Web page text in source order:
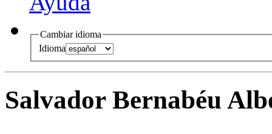
Cambiar idioma
Idioma
Salvador Bernabéu